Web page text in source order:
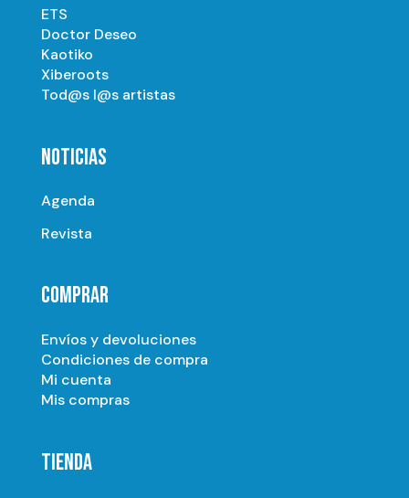
ETS
Doctor Deseo
Kaotiko
Xiberoots
Tod@s l@s artistas
NOTICIAS
Agenda
Revista
COMPRAR
Envíos y devoluciones
Condiciones de compra
Mi cuenta
Mis compras
TIENDA